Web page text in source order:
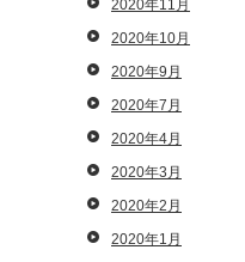
2020年11月
2020年10月
2020年9月
2020年7月
2020年4月
2020年3月
2020年2月
2020年1月